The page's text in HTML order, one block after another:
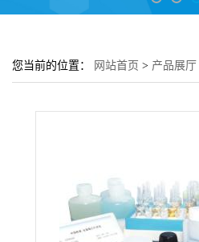
您当前的位置： 网站首页 > 产品展厅